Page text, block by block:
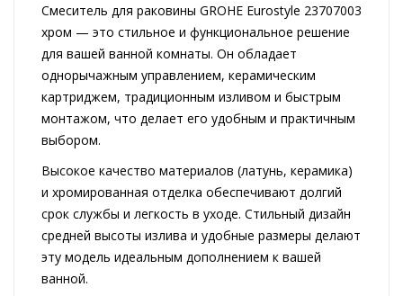
Смеситель для раковины GROHE Eurostyle 23707003
хром — это стильное и функциональное решение
для вашей ванной комнаты. Он обладает
однорычажным управлением, керамическим
картриджем, традиционным изливом и быстрым
монтажом, что делает его удобным и практичным
выбором.
Высокое качество материалов (латунь, керамика)
и хромированная отделка обеспечивают долгий
срок службы и легкость в уходе. Стильный дизайн
средней высоты излива и удобные размеры делают
эту модель идеальным дополнением к вашей
ванной.